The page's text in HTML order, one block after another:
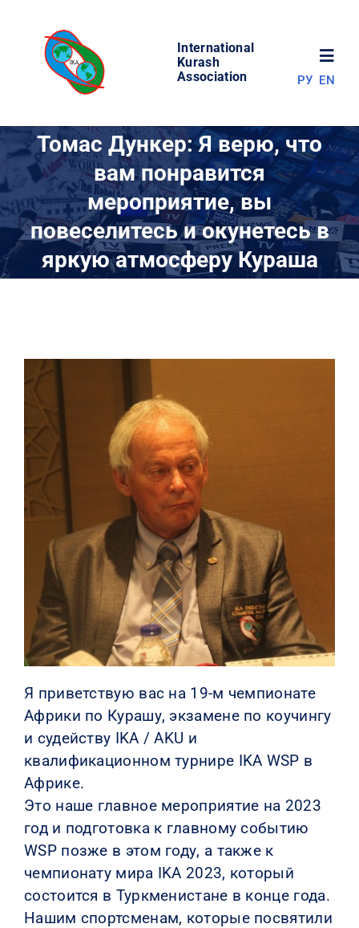
content
International
Kurash
Association
МИР КУРАША
ОБ АССОЦИАЦИИ
СОРЕВНОВАНИЯ
КОНТАКТЫ
РУ EN
Томас Дункер: Я верю, что
вам понравится
мероприятие, вы
повеселитесь и окунетесь в
яркую атмосферу Кураша
Я приветствую вас на 19-м чемпионате
Африки по Курашу, экзамене по коучингу
и судейству IKA / AKU и
квалификационном турнире IKA WSP в
Африке.
Это наше главное мероприятие на 2023
год и подготовка к главному событию
WSP позже в этом году, а также к
чемпионату мира IKA 2023, который
состоится в Туркменистане в конце года.
Нашим спортсменам, которые посвятили